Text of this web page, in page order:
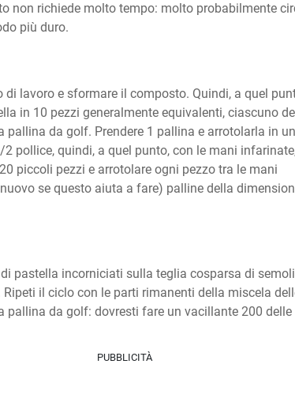
non richiede molto tempo: molto probabilmente
più duro.
di lavoro e sformare il composto. Quindi, a quel
in 10 pezzi generalmente equivalenti, ciascuno
pallina da golf. Prendere 1 pallina e arrotolarla in
2 pollice, quindi, a quel punto, con le mani
piccoli pezzi e arrotolare ogni pezzo tra le mani
se questo aiuta a fare) palline della
pastella incorniciati sulla teglia cosparsa di
il ciclo con le parti rimanenti della miscela
pallina da golf: dovresti fare un vacillante 200 delle
PUBBLICITÀ